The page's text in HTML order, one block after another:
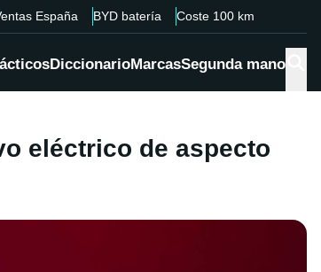
España BYD batería Coste 100 km
DiccionarioMarcasSegunda mano
eléctrico de aspecto